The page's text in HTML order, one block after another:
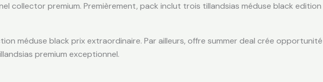
collector premium. Premièrement, pack inclut trois tillandsias méduse black edition
méduse black prix extraordinaire. Par ailleurs, offre summer deal crée opportunité
premium exceptionnel.